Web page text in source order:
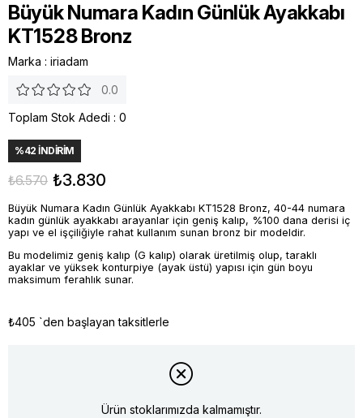
Büyük Numara Kadın Günlük Ayakkabı
KT1528 Bronz
Marka : iriadam
0.0
Toplam Stok Adedi : 0
%42 İNDIRIM
₺6.570 ₺3.830
Büyük Numara Kadın Günlük Ayakkabı KT1528 Bronz, 40-44 numara
kadın günlük ayakkabı arayanlar için geniş kalıp, %100 dana derisi iç
yapı ve el işçiliğiyle rahat kullanım sunan bronz bir modeldir.
Bu modelimiz geniş kalıp (G kalıp) olarak üretilmiş olup, taraklı
ayaklar ve yüksek konturpiye (ayak üstü) yapısı için gün boyu
maksimum ferahlık sunar.
₺405 `den başlayan taksitlerle
Ürün stoklarımızda kalmamıştır.